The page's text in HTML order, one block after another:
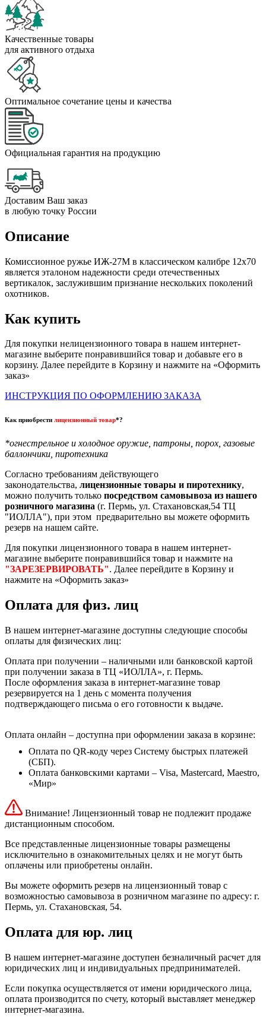
Качественные товары
для активного отдыха
Оптимальное сочетание цены и качества
Официальная гарантия на продукцию
Доставим Ваш заказ
в любую точку России
Описание
Комиссионное ружье ИЖ-27М в классическом калибре 12х70
является эталоном надежности среди отечественных
вертикалок, заслужившим признание нескольких поколений
охотников.
Как купить
Для покупки нелицензионного товара в нашем интернет-
магазине выберите понравившийся товар и добавьте его в
корзину. Далее перейдите в Корзину и нажмите на «Оформить
заказ»
ИНСТРУКЦИЯ ПО ОФОРМЛЕНИЮ ЗАКАЗА
Как приобрести лицензионный товар*?
*огнестрельное и холодное оружие, патроны, порох, газовые
баллончики, пиротехника
Согласно требованиям действующего
законодательства, лицензионные товары и пиротехнику,
можно получить только посредством самовывоза из нашего
розничного магазина (г. Пермь, ул. Стахановская,54 ТЦ
"ИОЛЛА"), при этом предварительно вы можете оформить
резерв на нашем сайте.
Для покупки лицензионного товара в нашем интернет-
магазине выберите понравившийся товар и нажмите на
"ЗАРЕЗЕРВИРОВАТЬ". Далее перейдите в Корзину и
нажмите на «Оформить заказ»
Оплата для физ. лиц
В нашем интернет-магазине доступны следующие способы
оплаты для физических лиц:
Оплата при получении – наличными или банковской картой
при получении заказа в ТЦ «ИОЛЛА», г. Пермь.
После оформления заказа в интернет-магазине товар
резервируется на 1 день с момента получения
подтверждающего письма о его готовности к выдаче.
Оплата онлайн – доступна при оформлении заказа в корзине:
Оплата по QR-коду через Систему быстрых платежей
(СБП).
Оплата банковскими картами – Visa, Mastercard, Maestro,
«Мир»
Внимание! Лицензионный товар не подлежит продаже
дистанционным способом.
Все представленные лицензионные товары размещены
исключительно в ознакомительных целях и не могут быть
оплачены или приобретены онлайн.
Вы можете оформить резерв на лицензионный товар с
возможностью самовывоза в розничном магазине по адресу: г.
Пермь, ул. Стахановская, 54.
Оплата для юр. лиц
В нашем интернет-магазине доступен безналичный расчет для
юридических лиц и индивидуальных предпринимателей.
Если покупка осуществляется от имени юридического лица,
оплата производится по счету, который выставляет менеджер
интернет-магазина.